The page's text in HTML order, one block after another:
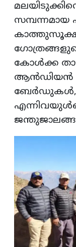
സമ്പന്നമായ
കോൾക്ക
ആൻഡിയൻ
ബേർഡുകൾ,